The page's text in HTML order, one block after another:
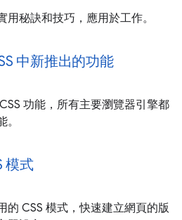
用秘訣和技巧，應用於工作。
中新推出的功能
功能，所有主要瀏覽器引擎都
模式
的 CSS 模式，快速建立網頁的版